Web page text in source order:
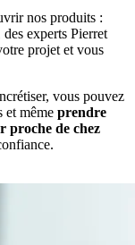
nos produits :
experts Pierret
projet et vous
vous pouvez
et même prendre
proche de chez